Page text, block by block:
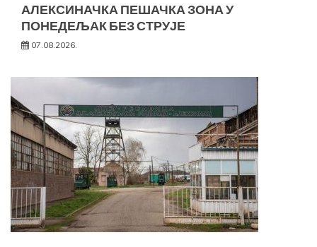
АЛЕКСИНАЧКА ПЕШАЧКА ЗОНА У
ПОНЕДЕЉАК БЕЗ СТРУЈЕ
07.08.2026.